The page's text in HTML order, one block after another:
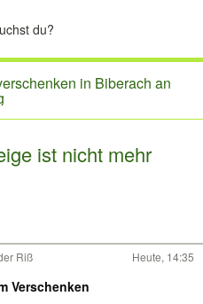
in Biberach an
ist nicht mehr
Riß Heute, 14:35
Verschenken